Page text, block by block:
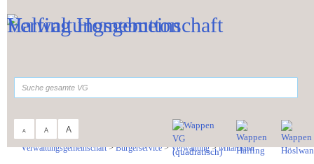
A A A
Verwaltungsgemeinschaft>Bürgerservice>Verwaltung>Mitarbeiter